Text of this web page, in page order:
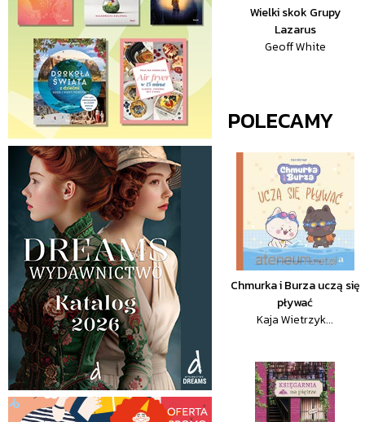
Wielki skok Grupy
Lazarus
Geoff White
POLECAMY
Chmurka i Burza uczą się
pływać
Kaja Wietrzyk...